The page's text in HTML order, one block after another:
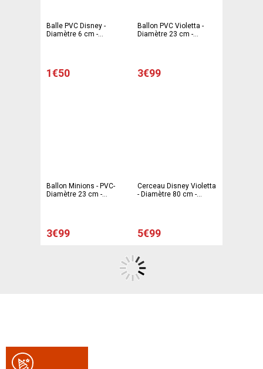
Balle PVC Disney -
Diamètre 6 cm -
1€50
Ballon PVC Violetta -
Diamètre 23 cm -
3€99
Ballon Minions - PVC-
Diamètre 23 cm -
3€99
Cerceau Disney Violetta
- Diamètre 80 cm -
5€99